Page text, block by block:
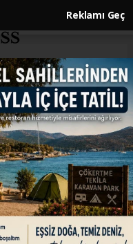
Reklamı Geç
Iran does
weapon:
26.02.2026 - 11:50
it